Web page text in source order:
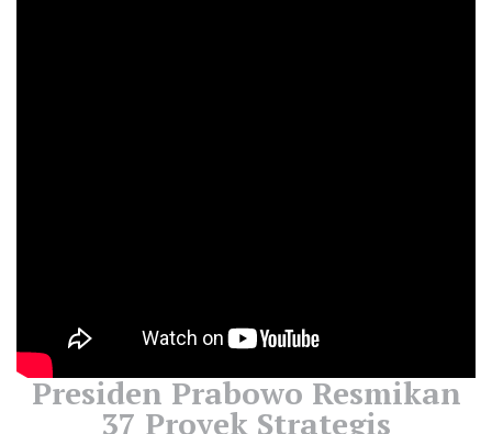
Presiden Prabowo Resmikan
37 Proyek Strategis